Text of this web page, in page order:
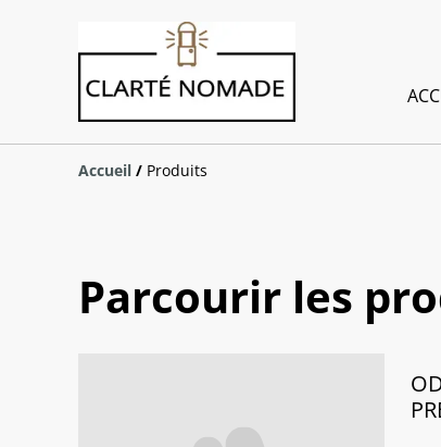
Accueil / Produits
Parcourir les